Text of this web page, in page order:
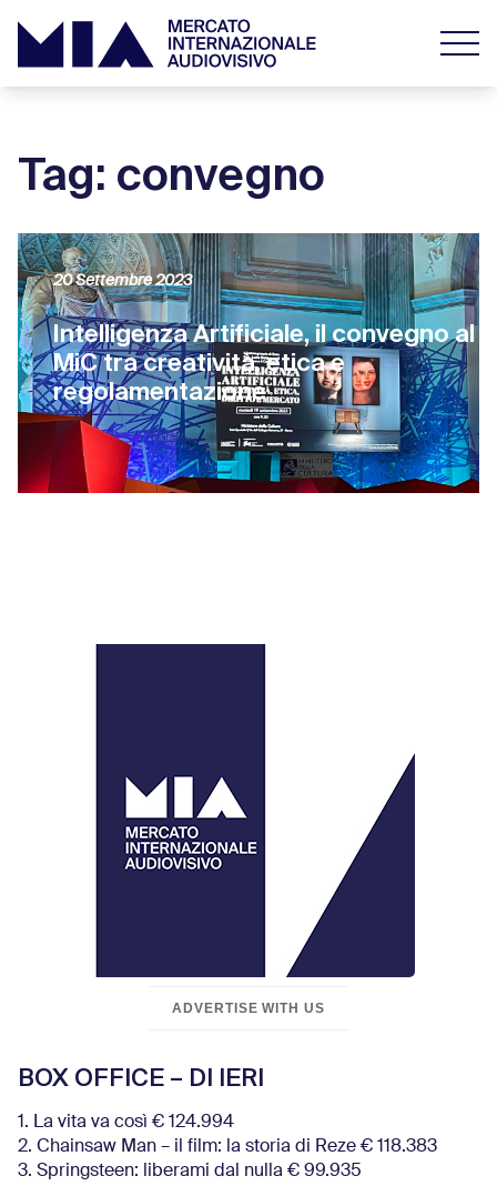
Tag: convegno
Intelligenza Artificiale, il convegno al
MiC tra creatività, etica e
regolamentazione
20 Settembre 2023
ADVERTISE WITH US
BOX OFFICE – DI IERI
1. La vita va così € 124.994
2. Chainsaw Man – il film: la storia di Reze € 118.383
3. Springsteen: liberami dal nulla € 99.935